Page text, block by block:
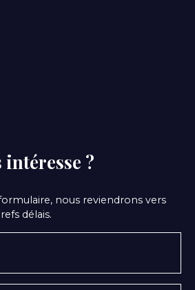
intéresse ?
nous reviendrons vers
délais.